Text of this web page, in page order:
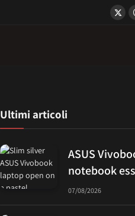
X
Ultimi articoli
ASUS
notebook
07/08/2026